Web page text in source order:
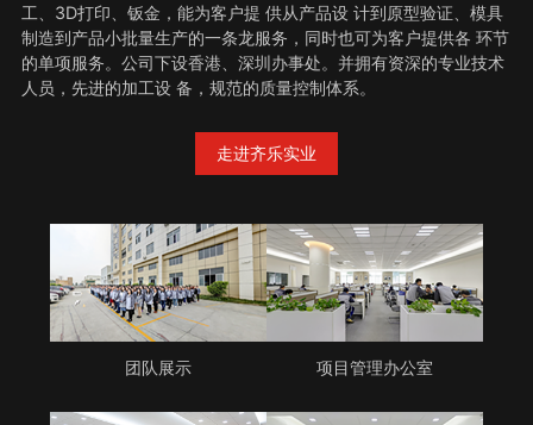
工、3D打印、钣金，能为客户提 供从产品设 计到原型验证、模具
制造到产品小批量生产的一条龙服务，同时也可为客户提供各 环节
的单项服务。公司下设香港、深圳办事处。并拥有资深的专业技术
人员，先进的加工设 备，规范的质量控制体系。
走进齐乐实业
团队展示 项目管理办公室